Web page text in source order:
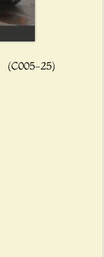
(C005-25)